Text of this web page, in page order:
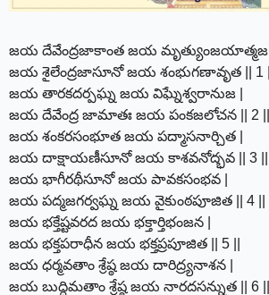
జయ దేవేంద్రజాకాంత జయ మృత్యుంజయాత్మజ |
జయ శైలేంద్రజాసూనో జయ శంభుగణావృత || 1 ||
జయ తారకదర్పఘ్న జయ విఘ్నేశ్వరానుజ |
జయ దేవేంద్ర జామాతః జయ పంకజలోచన || 2 ||
జయ శంకరసంభూత జయ పద్మాసనార్చిత |
జయ దాక్షాయణీసూనో జయ కాశవనోద్భవ || 3 ||
జయ భాగీరథీసూనో జయ పావకసంభవ |
జయ పద్మజగర్వఘ్న జయ వైకుంఠపూజిత || 4 ||
జయ భక్తేష్టవరద జయ భక్తార్తిభంజన |
జయ భక్తపరాధీన జయ భక్తప్రపూజిత || 5 ||
జయ ధర్మవతాం శ్రేష్ఠ జయ దారిద్ర్యనాశన |
జయ బుద్ధిమతాం శ్రేష్ఠ జయ నారదసన్నుత || 6 ||